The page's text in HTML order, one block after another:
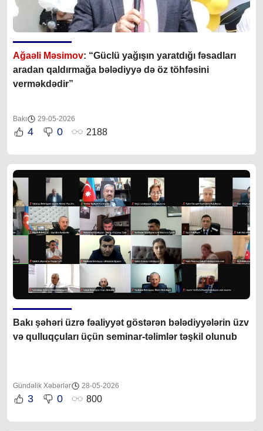
Ağaəli Məsimov: “Güclü yağışın yaratdığı fəsadları
aradan qaldırmağa bələdiyyə də öz töhfəsini
verməkdədir”
Bakı 29-05-2026
4 0 2188
Bakı şəhəri üzrə fəaliyyət göstərən bələdiyyələrin üzv
və qulluqçuları üçün seminar-təlimlər təşkil olunub
Gündəlik Xəbərlər 28-05-2026
3 0 800